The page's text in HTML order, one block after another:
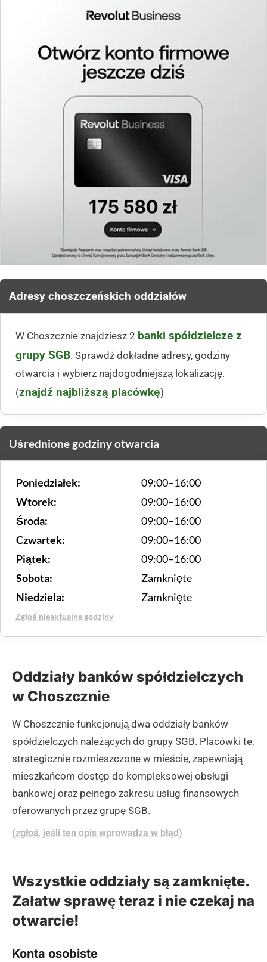
Adresy choszczeńskich oddziałów
W Choszcznie znajdziesz 2 banki spółdzielcze z
grupy SGB. Sprawdź dokładne adresy, godziny
otwarcia i wybierz najdogodniejszą lokalizację.
(znajdź najbliższą placówkę)
Uśrednione godziny otwarcia
Poniedziałek:
09:00–16:00
Wtorek:
09:00–16:00
Środa:
09:00–16:00
Czwartek:
09:00–16:00
Piątek:
09:00–16:00
Sobota:
Zamknięte
Niedziela:
Zamknięte
Zgłoś nieaktualne godziny
Oddziały banków spółdzielczych
w Choszcznie
W Choszcznie funkcjonują dwa oddziały banków
spółdzielczych należących do grupy SGB. Placówki te,
strategicznie rozmieszczone w mieście, zapewniają
mieszkańcom dostęp do kompleksowej obsługi
bankowej oraz pełnego zakresu usług finansowych
oferowanych przez grupę SGB.
(zgłoś, jeśli ten opis wprowadza w błąd)
Wszystkie oddziały są zamknięte.
Załatw sprawę teraz i nie czekaj na
otwarcie!
Konta osobiste